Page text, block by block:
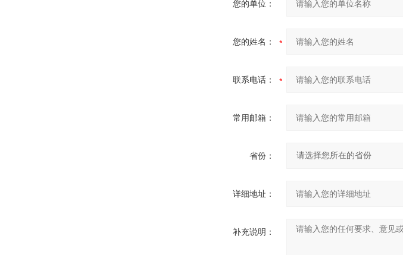
您的单位：
您的姓名：
联系电话：
常用邮箱：
省份：
详细地址：
补充说明：